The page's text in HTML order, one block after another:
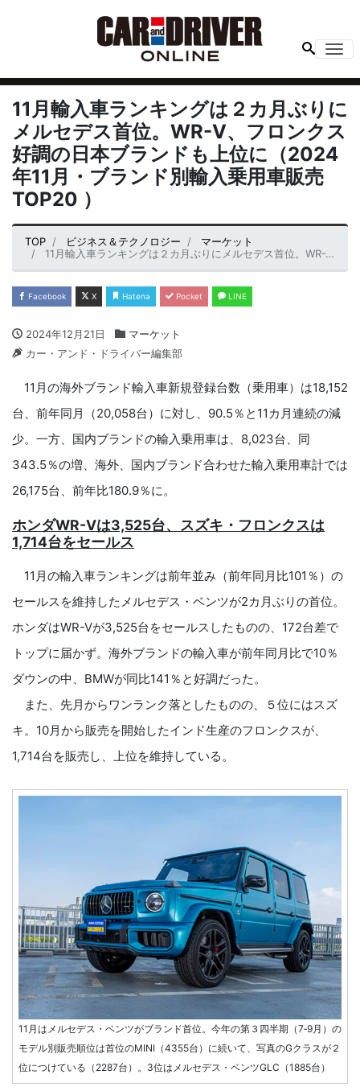
11月輸入車ランキングは２カ月ぶりに
メルセデス首位。WR-V、フロンクス
好調の日本ブランドも上位に（2024
年11月・ブランド別輸入乗用車販売
TOP20 ）
TOP ビジネス＆テクノロジー
マーケット
11月輸入車ランキングは２カ月ぶりにメルセデス首位。WR-V、フロンクス好調の日本ブランドも上位に（2024年11月・ブランド別輸入乗用車販売TOP20 ）
Facebook X Hatena Pocket LINE
2024年12月21日
マーケット
カー・アンド・ドライバー編集部
11月の海外ブランド輸入車新規登録台数（乗用車）は18,152
台、前年同月（20,058台）に対し、90.5％と11カ月連続の減
少。一方、国内ブランドの輸入乗用車は、8,023台、同
343.5％の増、海外、国内ブランド合わせた輸入乗用車計では
26,175台、前年比180.9％に。
ホンダWR-Vは3,525台、スズキ・フロンクスは
1,714台をセールス
11月の輸入車ランキングは前年並み（前年同月比101％）の
セールスを維持したメルセデス・ベンツが2カ月ぶりの首位。
ホンダはWR-Vが3,525台をセールスしたものの、172台差で
トップに届かず。海外ブランドの輸入車が前年同月比で10％
ダウンの中、BMWが同比141％と好調だった。
また、先月からワンランク落としたものの、５位にはスズ
キ。10月から販売を開始したインド生産のフロンクスが、
1,714台を販売し、上位を維持している。
11月はメルセデス・ベンツがブランド首位。今年の第３四半期（7‐9月）の
モデル別販売順位は首位のMINI（4355台）に続いて、写真のGクラスが２
位につけている（2287台）。3位はメルセデス・ベンツGLC（1885台）